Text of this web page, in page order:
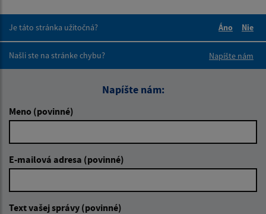
Je táto stránka užitočná?
Áno
Nie
Našli ste na stránke chybu?
Napíšte nám
Napíšte nám:
Meno (povinné)
E-mailová adresa (povinné)
Text vašej správy (povinné)